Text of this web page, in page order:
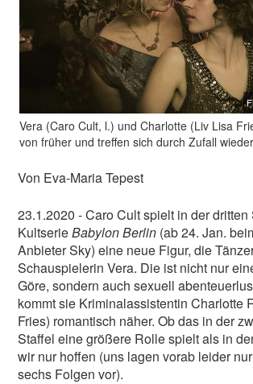
Vera (Caro Cult, l.) und Charlotte (Liv Lisa
von früher und treffen sich durch Zufall wieder
Von Eva-Maria Tepest
23.1.2020 - Caro Cult spielt in der
KultserieBabylon Berlin (ab 24. Jan.
Anbieter Sky) eine neue Figur, die
Schauspielerin Vera. Die ist nicht nur
Göre, sondern auch sexuell
kommt sie Kriminalassistentin Charlotte
Fries) romantisch näher. Ob das in der
Staffel eine größere Rolle spielt als in
wir nur hoffen (uns lagen vorab leider
sechs Folgen vor).